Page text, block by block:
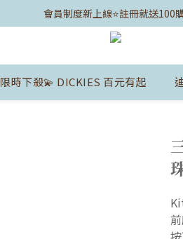
會員制度新上線⭐️註冊就送100
限時下殺💫 DICKIES 百元有起